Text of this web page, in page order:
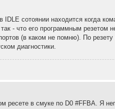
IDLE сотоянии находится когда
- что его программным резетом
(в каком не помню). По
диагностики.
в смуке по D0 #FFBA. Я